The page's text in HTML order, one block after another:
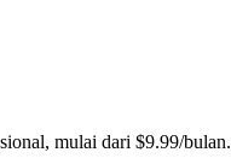
mulai dari $9.99/bulan.